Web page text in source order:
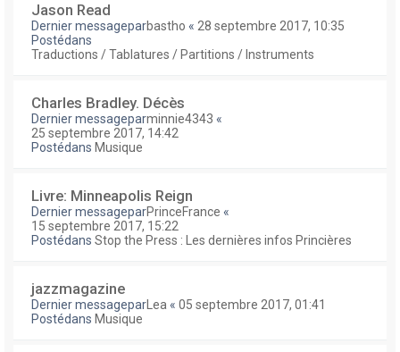
Jason Read
Dernier messageparbastho « 28 septembre 2017, 10:35
Postédans
Traductions / Tablatures / Partitions / Instruments
Charles Bradley. Décès
Dernier messageparminnie4343 «
25 septembre 2017, 14:42
Postédans Musique
Livre: Minneapolis Reign
Dernier messageparPrinceFrance «
15 septembre 2017, 15:22
Postédans Stop the Press : Les dernières infos Princières
jazzmagazine
Dernier messagepar Lea « 05 septembre 2017, 01:41
Postédans Musique